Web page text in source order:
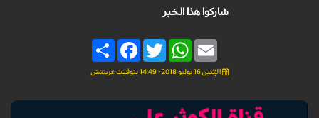
شاركوا هذا الخبر
Share
FacebookTwitter
WhatsAppEmail
الإثنين 16 يوليو 2018 - 14:49 بتوقيت غرينتش